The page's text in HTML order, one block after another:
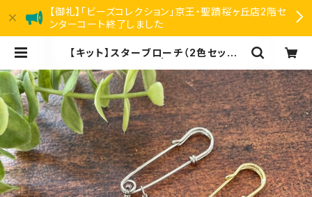
【御礼】「ビーズコレクション」京王・聖蹟桜ヶ丘店2階セ
ンターコート終了しました
【キット】スターブローチ（2色セット）